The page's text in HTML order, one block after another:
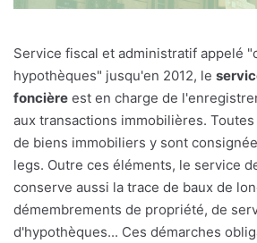
Service fiscal et administratif appelé
hypothèques" jusqu'en 2012, le
foncière est en charge de
aux transactions immobilières.
de biens immobiliers y sont
legs. Outre ces éléments, le service
conserve aussi la trace de baux de
démembrements de propriété, de
d'hypothèques... Ces démarches